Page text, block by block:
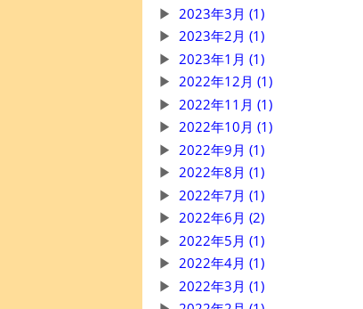
2023年3月 (1)
2023年2月 (1)
2023年1月 (1)
2022年12月 (1)
2022年11月 (1)
2022年10月 (1)
2022年9月 (1)
2022年8月 (1)
2022年7月 (1)
2022年6月 (2)
2022年5月 (1)
2022年4月 (1)
2022年3月 (1)